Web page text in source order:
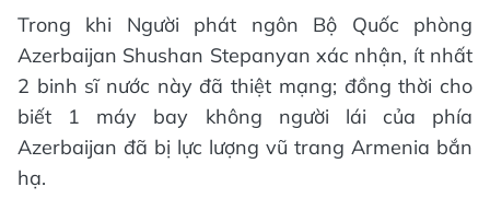
Trong khi Người phát ngôn Bộ Quốc phòng
Azerbaijan Shushan Stepanyan xác nhận, ít nhất
2 binh sĩ nước này đã thiệt mạng; đồng thời cho
biết 1 máy bay không người lái của phía
Azerbaijan đã bị lực lượng vũ trang Armenia bắn
hạ.